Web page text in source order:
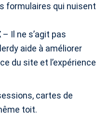
formulaires qui nuisent
– Il ne s’agit pas
aide à améliorer
du site et l’expérience
cartes de
toit.